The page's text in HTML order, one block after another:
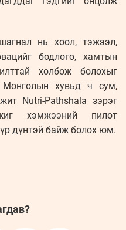
нь хоол, тэжээл,
бодлого, хамтын
холбож болохыг
хувьд ч сум,
Nutri-Pathshala зэрэг
хэмжээний пилот
дүнтэй байж болох юм.